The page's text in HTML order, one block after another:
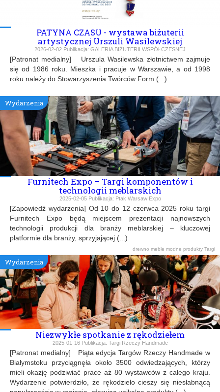
PATYNA CZASU - wystawa biżuterii
artystycznej Urszuli Wasilewskiej
2026-02-02 Publikacja: GALERIA BIŻUTERII WSPÓŁCZESNEJ
[Patronat medialny] Urszula Wasilewska złotnictwem zajmuje
się od 1986 roku. Mieszka i pracuje w Warszawie, a od 1998
roku należy do Stowarzyszenia Twórców Form (...)
Wydarzenia
Furnitech Expo – Targi komponentów i
technologii meblarskich
2025-02-05Publikacja: Ptak Warsaw Expo
[Zapowiedź wydarzenia] Od 10 do 12 czerwca 2025 roku targi
Furnitech Expo będą miejscem prezentacji najnowszych
technologii produkcji dla branży meblarskiej – kluczowej
platformie dla branży, sprzyjającej (...)
drewno meble modne produkty Targi
Wydarzenia
Niezwykłe spotkanie z rękodziełem
2025-01-16Publikacja: Targi Rzeczy Handmade
[Patronat medialny] Piąta edycja Targów Rzeczy Handmade w
Białymstoku przyciągnęła około 3500 odwiedzających, którzy
mieli okazję podziwiać prace aż 80 wystawców z całego kraju.
Wydarzenie potwierdziło, że rękodzieło cieszy się niesłabnącą